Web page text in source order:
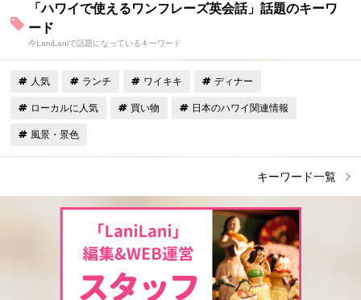
「ハワイで使えるワンフレーズ英会話」話題のキーワ
ード
今LaniLaniで話題になっているキーワード
人気 ランチ ワイキキ ディナー
ローカルに人気 買い物 日本のハワイ関連情報
風景・景色
キーワード一覧